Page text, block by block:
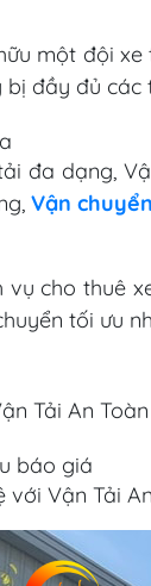
một đội
đầy đủ
đa dạng,
Vận
cho thuê
tối ưu
Tải An
báo giá
với Vận Tải